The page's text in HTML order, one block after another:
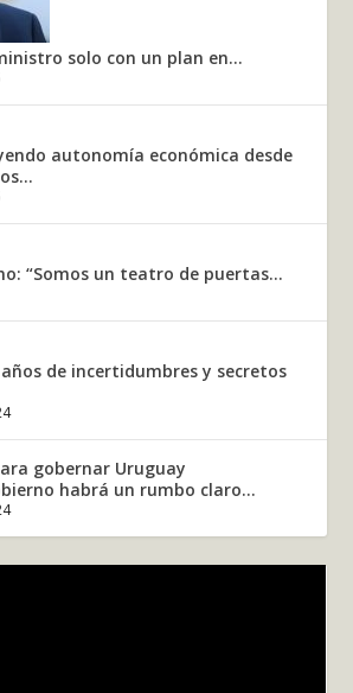
solo con un plan en...
autonomía económica desde
“Somos un teatro de puertas...
de incertidumbres y secretos
habrá un rumbo claro...